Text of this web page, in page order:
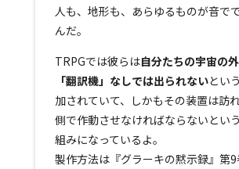
人も、地形も、あらゆるものが音で
んだ。
TRPGでは彼らは自分たちの宇宙の
「翻訳機」なしでは出られないとい
加されていて、しかもその装置は訪
側で作動させなければならないとい
組みになっているよ。
製作方法は『グラーキの黙示録』第